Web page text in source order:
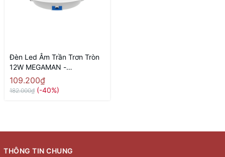
Đèn Led Âm Trần Trơn Tròn
12W MEGAMAN -
MQTL1127-Y-12W
109.200₫
182.000₫ (-40%)
THÔNG TIN CHUNG